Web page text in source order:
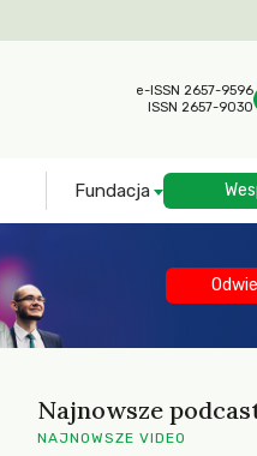
e-ISSN 2657-9596
ISSN 2657-9030
Fundacja
Najnowsze
NAJNOWSZE VIDEO